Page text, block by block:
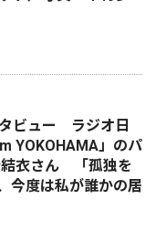
ビュー ラジオ日
YOKOHAMA」のパ
結衣さん 「孤独を
今度は私が誰かの居